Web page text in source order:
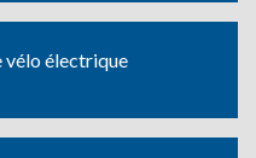
vélo électrique